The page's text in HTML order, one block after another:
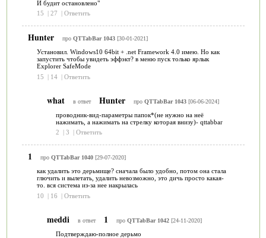
И будит остановлено"
15
27 Ответить
Hunter про QTTabBar 1043[30-01-2021]
Установил. Windows10 64bit + .net Framework 4.0 имею. Но как
запустить чтобы увидеть эффэкт? в меню пуск только ярлык
Explorer SafeMode
15
| 14 | Ответить
what в ответ Hunter про QTTabBar 1043[06-06-2024]
проводник-вид-параметры папок*(не нужно на неё
нажимать, а нажимать на стрелку которая внизу)- qttabbar
2
3 Ответить
1 про QTTabBar 1040[29-07-2020]
как удалить это дерьмище? сначала было удобно, потом она стала
глючить и вылетать, удалить невозможно, это дичь просто какая-
то. вся система из-за нее накрылась
10
| 16 | Ответить
meddi в ответ 1 про QTTabBar 1042[24-11-2020]
Подтверждаю-полное дерьмо